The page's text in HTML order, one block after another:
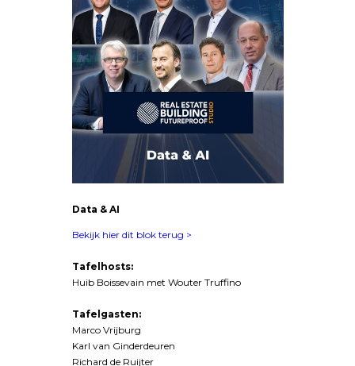
Data & AI
Bekijk hier dit blok terug >
Tafelhosts:
Huib Boissevain met Wouter Truffino
Tafelgasten:
Marco Vrijburg
Karl van Ginderdeuren
Richard de Ruijter